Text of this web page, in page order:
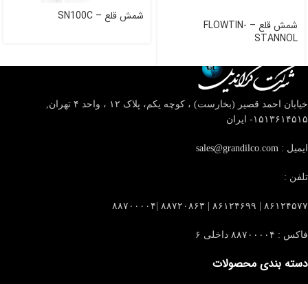
شمش قلع – FLOWTIN-
STANNOL
شمش قلع – SN100C
خیابان احمد قصیر (بخارست) ، کوچه یکم، پلاک ۱۲ ، واحد ۴
تهران,
۱۵۱۳۶۱۴۵۱۵- ایران
ایمیل : sales@grandilco.com
تلفن :
۸۶۱۲۴۵۷۷ | ۸۶۱۲۴۶۹۹ | ۸۸۷۲۰۸۶۳ |۸۸۷۰۰۰۰۴
فاکس : ۸۸۷۰۰۰۰۴ داخلی ۶
دسته بندی محصولات